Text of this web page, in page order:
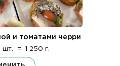
и томатами черри
шт. = 1 250 г.